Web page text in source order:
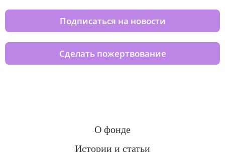
Подписаться на новости
Сделать пожертвование
О фонде
Истории и статьи